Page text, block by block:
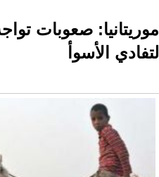
موريتانيا: صعوبات
لتفادي الأسوأ